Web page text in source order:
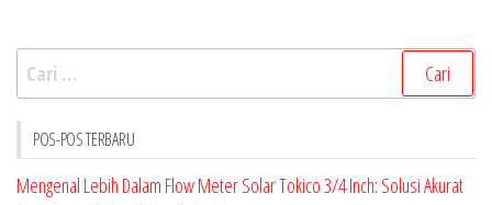
Cari
untuk:
POS-POS TERBARU
Mengenal Lebih Dalam Flow Meter Solar Tokico 3/4 Inch: Solusi Akurat